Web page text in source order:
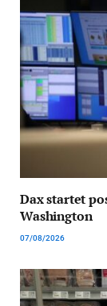
Dax startet
Washington
07/08/2026